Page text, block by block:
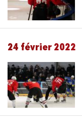
24 février 2022